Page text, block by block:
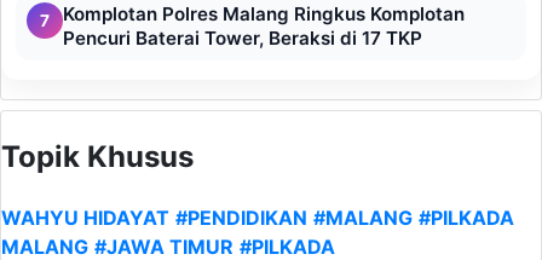
7
Komplotan Polres Malang Ringkus Komplotan
Pencuri Baterai Tower, Beraksi di 17 TKP
Topik Khusus
WAHYU HIDAYAT #PENDIDIKAN #MALANG #PILKADA
MALANG #JAWA TIMUR #PILKADA